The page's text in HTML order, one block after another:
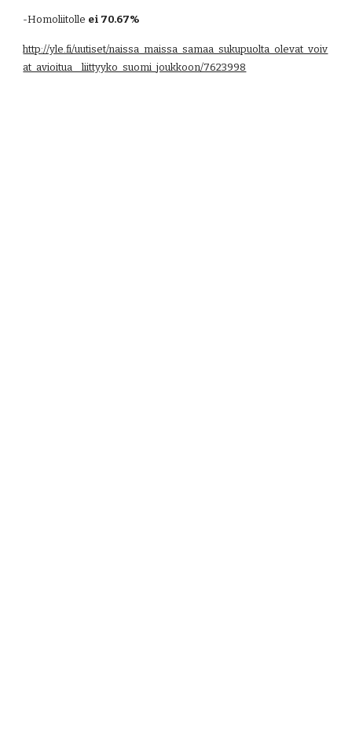
-Homoliitolle ei 70.67%
http://yle.fi/uutiset/naissa_maissa_samaa_sukupuolta_olevat_voiv
at_avioitua__liittyyko_suomi_joukkoon/7623998